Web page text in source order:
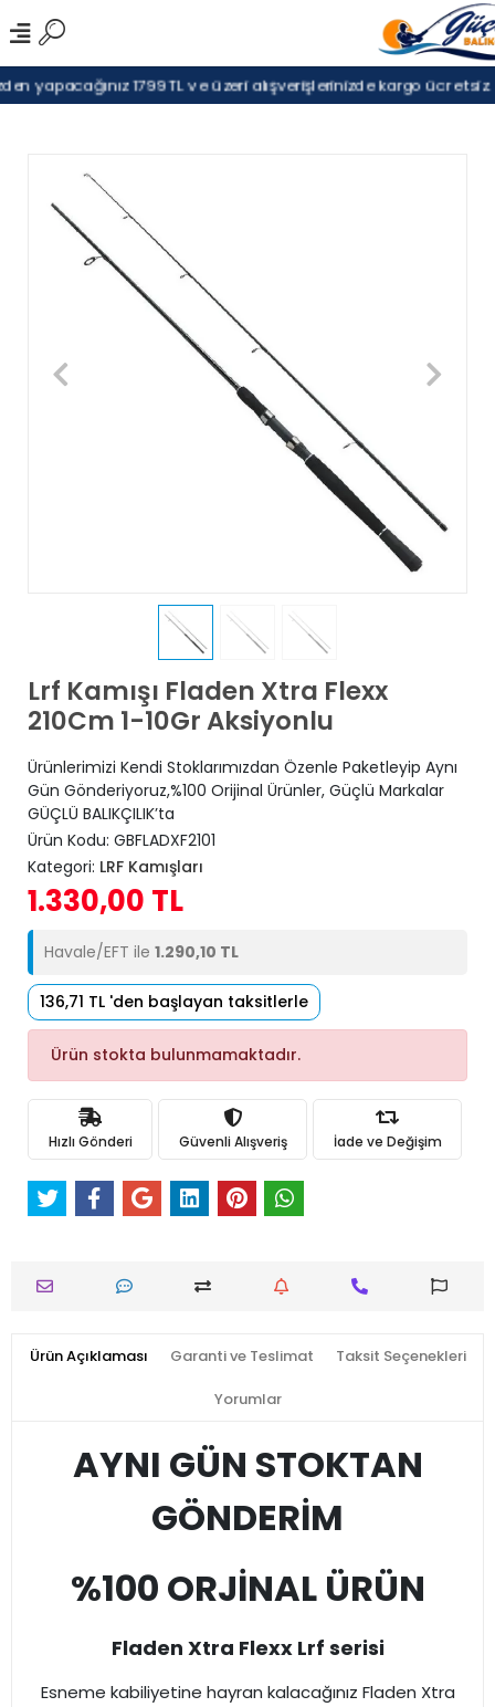
yapacağınız 1799TL ve üzeri alışverişlerinizde kargo ücretsiz.
Lrf Kamışı Fladen Xtra Flexx
210Cm 1-10Gr Aksiyonlu
Ürünlerimizi Kendi Stoklarımızdan Özenle Paketleyip Aynı
Gün Gönderiyoruz,%100 Orijinal Ürünler, Güçlü Markalar
GÜÇLÜ BALIKÇILIK’ta
Ürün Kodu: GBFLADXF2101
Kategori: LRF Kamışları
1.330,00 TL
Havale/EFT ile 1.290,10 TL
136,71 TL 'den başlayan taksitlerle
Ürün stokta bulunmamaktadır.
Hızlı Gönderi Güvenli Alışveriş İade ve Değişim
Ürün Açıklaması Garanti ve Teslimat Taksit Seçenekleri
Yorumlar
AYNI GÜN STOKTAN
GÖNDERİM
%100 ORJİNAL ÜRÜN
Fladen Xtra Flexx Lrf serisi
Esneme kabiliyetine hayran kalacağınız Fladen Xtra